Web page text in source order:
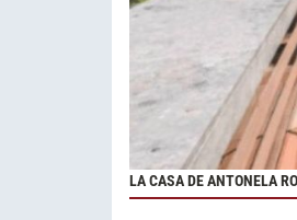
LA CASA DE ANTONELA